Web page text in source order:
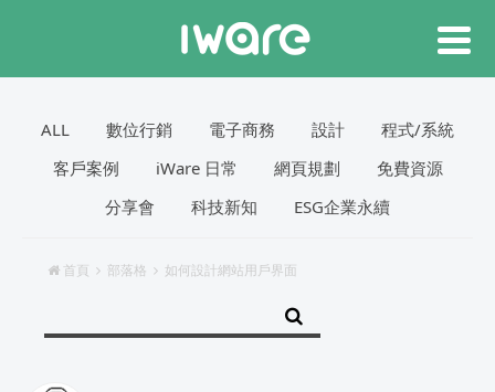
ALL 數位行銷 電子商務 設計
程式/系統
客戶案例
iWare 日常 網頁規劃
免費資源
分享會
科技新知 ESG企業永續
首頁 部落格 如何設計網站用戶界面